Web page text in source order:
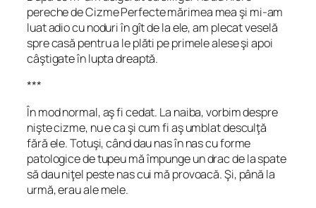
pereche de Cizme Perfecte mărimea mea şi mi-am
luat adio cu noduri în gît de la ele, am plecat veselă
spre casă pentru a le plăti pe primele alese şi apoi
câştigate în lupta dreaptă.
***
În mod normal, aş fi cedat. La naiba, vorbim despre
nişte cizme, nu e ca şi cum fi aş umblat desculţă
fără ele. Totuşi, când dau nas în nas cu forme
patologice de tupeu mă împunge un drac de la spate
să dau niţel peste nas cui mă provoacă. Şi, până la
urmă, erauale mele.